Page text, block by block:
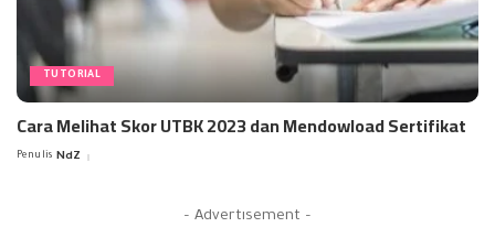
TUTORIAL
Cara Melihat Skor UTBK 2023 dan Mendowload Sertifikat
Posted
Penulis NdZ
– Advertisement –